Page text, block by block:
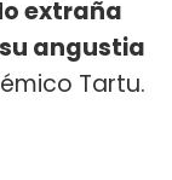
extraña
angustia
Tartu.